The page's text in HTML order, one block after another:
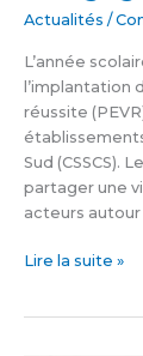
Actualités /
L’année
l’implantation
réussite
Sud (CSSCS).
partager une
acteurs
Lire la suite »